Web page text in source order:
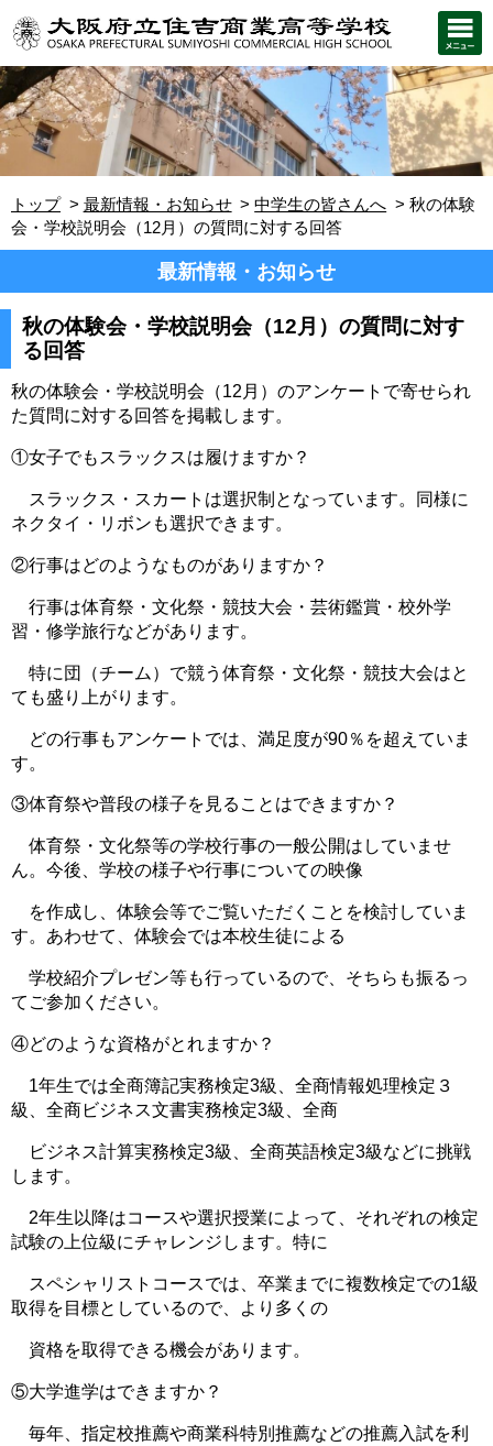
トップ 最新情報・お知らせ 中学生の皆さんへ
秋の体験
会・学校説明会（12月）の質問に対する回答
最新情報・お知らせ
秋の体験会・学校説明会（12月）の質問に対す
る回答
秋の体験会・学校説明会（12月）のアンケートで寄せられ
た質問に対する回答を掲載します。
①女子でもスラックスは履けますか？
スラックス・スカートは選択制となっています。同様に
ネクタイ・リボンも選択できます。
②行事はどのようなものがありますか？
行事は体育祭・文化祭・競技大会・芸術鑑賞・校外学
習・修学旅行などがあります。
特に団（チーム）で競う体育祭・文化祭・競技大会はと
ても盛り上がります。
どの行事もアンケートでは、満足度が90％を超えていま
す。
③体育祭や普段の様子を見ることはできますか？
体育祭・文化祭等の学校行事の一般公開はしていませ
ん。今後、学校の様子や行事についての映像
を作成し、体験会等でご覧いただくことを検討していま
す。あわせて、体験会では本校生徒による
学校紹介プレゼン等も行っているので、そちらも振るっ
てご参加ください。
④どのような資格がとれますか？
1年生では全商簿記実務検定3級、全商情報処理検定３
級、全商ビジネス文書実務検定3級、全商
ビジネス計算実務検定3級、全商英語検定3級などに挑戦
します。
2年生以降はコースや選択授業によって、それぞれの検定
試験の上位級にチャレンジします。特に
スペシャリストコースでは、卒業までに複数検定での1級
取得を目標としているので、より多くの
資格を取得できる機会があります。
⑤大学進学はできますか？
毎年、指定校推薦や商業科特別推薦などの推薦入試を利